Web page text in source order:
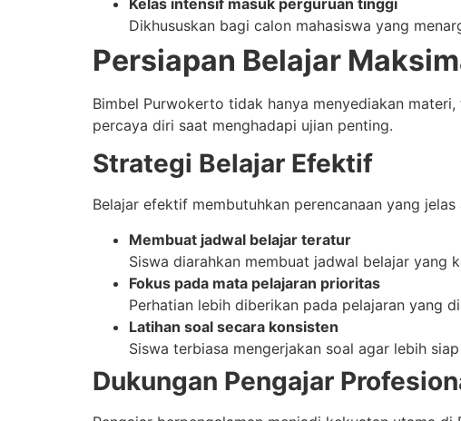
Dikhususkan bagi calon mahasiswa yang
Persiapan Belajar
Bimbel Purwokerto tidak hanya menyediakan
percaya diri saat menghadapi ujian penting.
Strategi Belajar Efektif
Belajar efektif membutuhkan perencanaan yang
Membuat jadwal belajar teratur
Siswa diarahkan membuat jadwal belajar yang
Fokus pada mata pelajaran prioritas
Perhatian lebih diberikan pada pelajaran yang
Latihan soal secara konsisten
Siswa terbiasa mengerjakan soal agar lebih
Dukungan Pengajar